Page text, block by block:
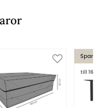
Spara
till 16/8